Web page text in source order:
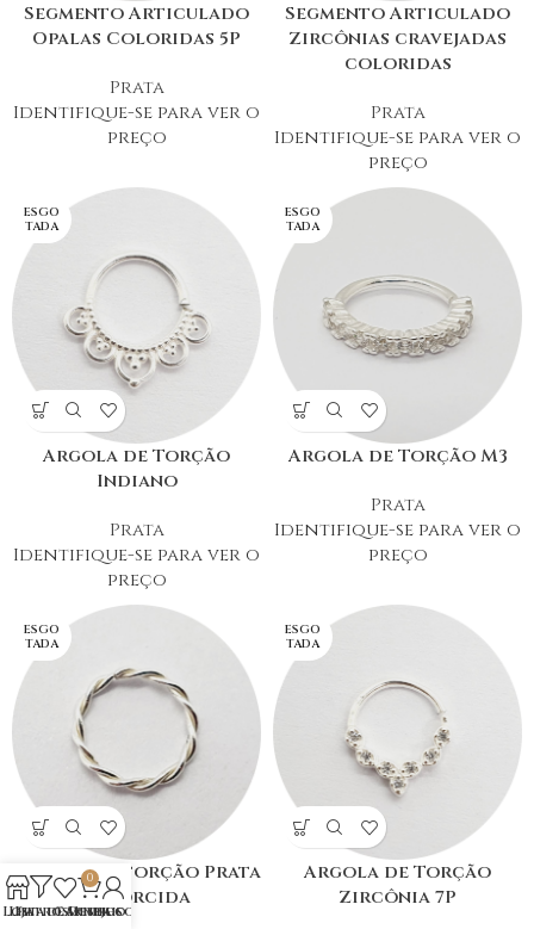
Segmento Articulado
Opalas Coloridas 5P
Prata
Identifique-se para ver o
preço
Segmento Articulado
Zircônias cravejadas
coloridas
Prata
Identifique-se para ver o
preço
ESGO
TADA
Argola de Torção
Indiano
Prata
Identifique-se para ver o
preço
ESGO
TADA
Argola de Torção M3
Prata
Identifique-se para ver o
preço
ESGO
TADA
Argola de torção Prata
retorcida
ESGO
TADA
Argola de Torção
Zircônia 7P
Loja
Filtros
Lista de Desejos
0
Carrinho
Minha conta